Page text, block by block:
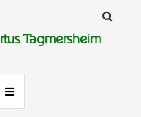
Tagmersheim